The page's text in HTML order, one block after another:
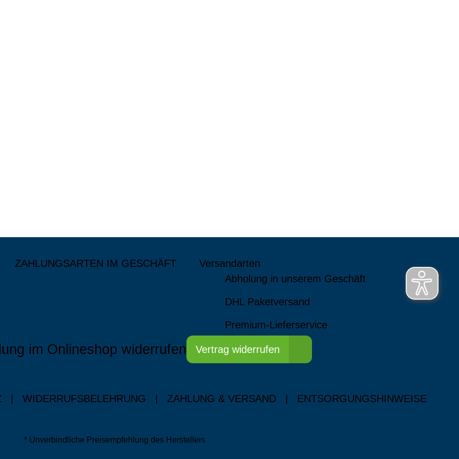
ZAHLUNGSARTEN IM GESCHÄFT
Versandarten
Abholung in unserem Geschäft
DHL Paketversand
Premium-Lieferservice
im Onlineshop widerrufen Vertrag widerrufen
WIDERRUFSBELEHRUNG ZAHLUNG & VERSAND ENTSORGUNGSHINWEISE
* Unverbindliche Preisempfehlung des Herstellers